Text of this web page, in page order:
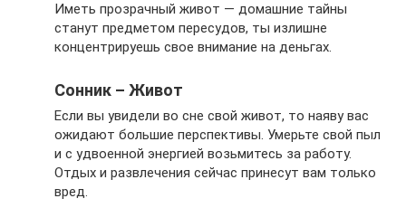
Иметь прозрачный живот — домашние тайны
станут предметом пересудов, ты излишне
концентрируешь свое внимание на деньгах.
Сонник – Живот
Если вы увидели во сне свой живот, то наяву вас
ожидают большие перспективы. Умерьте свой пыл
и с удвоенной энергией возьмитесь за работу.
Отдых и развлечения сейчас принесут вам только
вред.